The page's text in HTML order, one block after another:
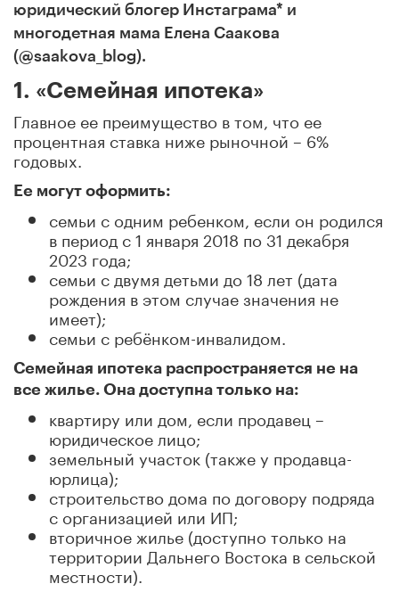
юридический блогер Инстаграма* и
многодетная мама Елена Саакова
(@saakova_blog).
1. «Семейная ипотека»
Главное ее преимущество в том, что ее
процентная ставка ниже рыночной – 6%
годовых.
Ее могут оформить:
семьи с одним ребенком, если он родился
в период с 1 января 2018 по 31 декабря
2023 года;
семьи с двумя детьми до 18 лет (дата
рождения в этом случае значения не
имеет);
семьи с ребёнком-инвалидом.
Семейная ипотека распространяется не на
все жилье. Она доступна только на:
квартиру или дом, если продавец –
юридическое лицо;
земельный участок (также у продавца-
юрлица);
строительство дома по договору подряда
с организацией или ИП;
вторичное жилье (доступно только на
территории Дальнего Востока в сельской
местности).